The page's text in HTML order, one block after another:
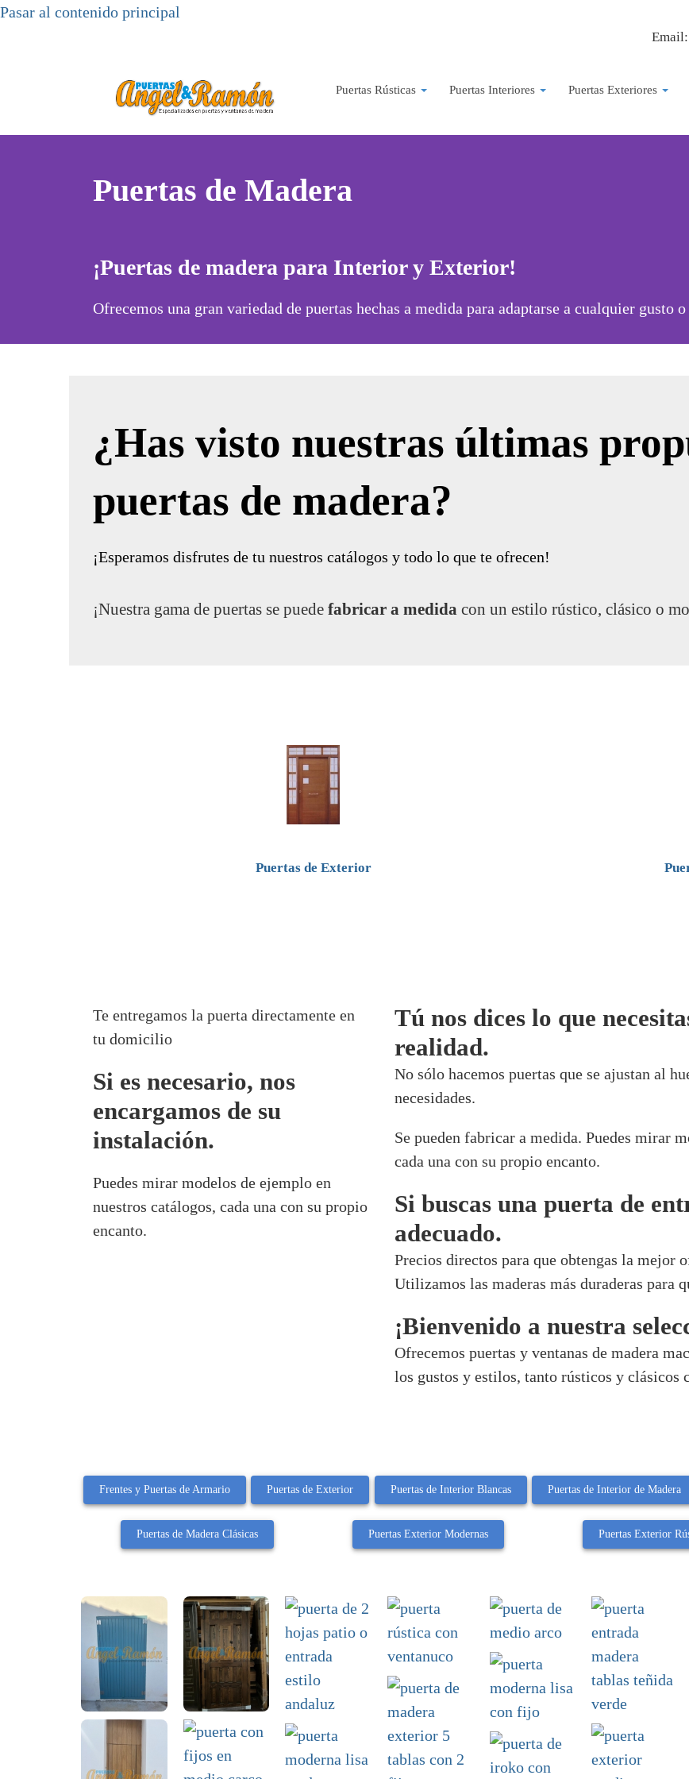
Pasar al contenido principal
Email:
Puertas Rústicas Puertas Interiores Puertas Exteriores
Puertas de Madera
¡Puertas de madera para Interior y Exterior!
Ofrecemos una gran variedad de puertas hechas a medida para adaptarse a cualquier gusto
¿Has visto nuestras últimas
puertas de madera?
¡Esperamos disfrutes de tu nuestros catálogos y todo lo que te ofrecen!
¡Nuestra gama de puertas se puede fabricar a medida con un estilo rústico, clásico o
Puertas de Exterior
Te entregamos la puerta directamente en
tu domicilio
Si es necesario, nos
encargamos de su
instalación.
Puedes mirar modelos de ejemplo en
nuestros catálogos, cada una con su propio
encanto.
Tú nos dices lo que
realidad.
No sólo hacemos puertas que se ajustan al
necesidades.
Se pueden fabricar a medida. Puedes mirar
cada una con su propio encanto.
Si buscas una puerta de
adecuado.
Precios directos para que obtengas la mejor
Utilizamos las maderas más duraderas para
¡Bienvenido a nuestra
Ofrecemos puertas y ventanas de madera
los gustos y estilos, tanto rústicos y clásicos
Frentes y Puertas de Armario Puertas de Exterior Puertas de Interior Blancas Puertas de Interior de Madera
Puertas de Madera Clásicas Puertas Exterior Modernas Puertas Exterior